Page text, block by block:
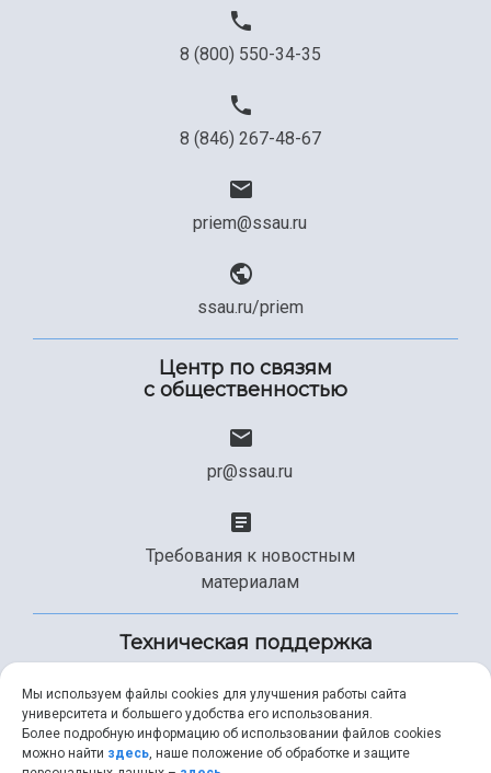
8 (800) 550-34-35
8 (846) 267-48-67
priem@ssau.ru
ssau.ru/priem
Центр по связям
с общественностью
pr@ssau.ru
Требования к новостным
материалам
Техническая поддержка
+7 (846) 267-49-99
Мы используем файлы cookies для улучшения работы сайта
университета и большего удобства его использования.
Более подробную информацию об использовании файлов cookies
можно найти здесь, наше положение об обработке и защите